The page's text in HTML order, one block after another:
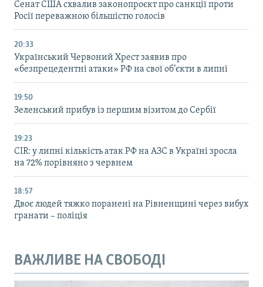
Cенат США схвалив законопроєкт про санкції проти
Росії переважною більшістю голосів
20:33
Український Червоний Хрест заявив про
«безпрецедентні атаки» РФ на свої об’єкти в липні
19:50
Зеленський прибув із першим візитом до Сербії
19:23
CIR: у липні кількість атак РФ на АЗС в Україні зросла
на 72% порівняно з червнем
18:57
Двоє людей тяжко поранені на Рівненщині через вибух
гранати – поліція
ВАЖЛИВЕ НА СВОБОДІ